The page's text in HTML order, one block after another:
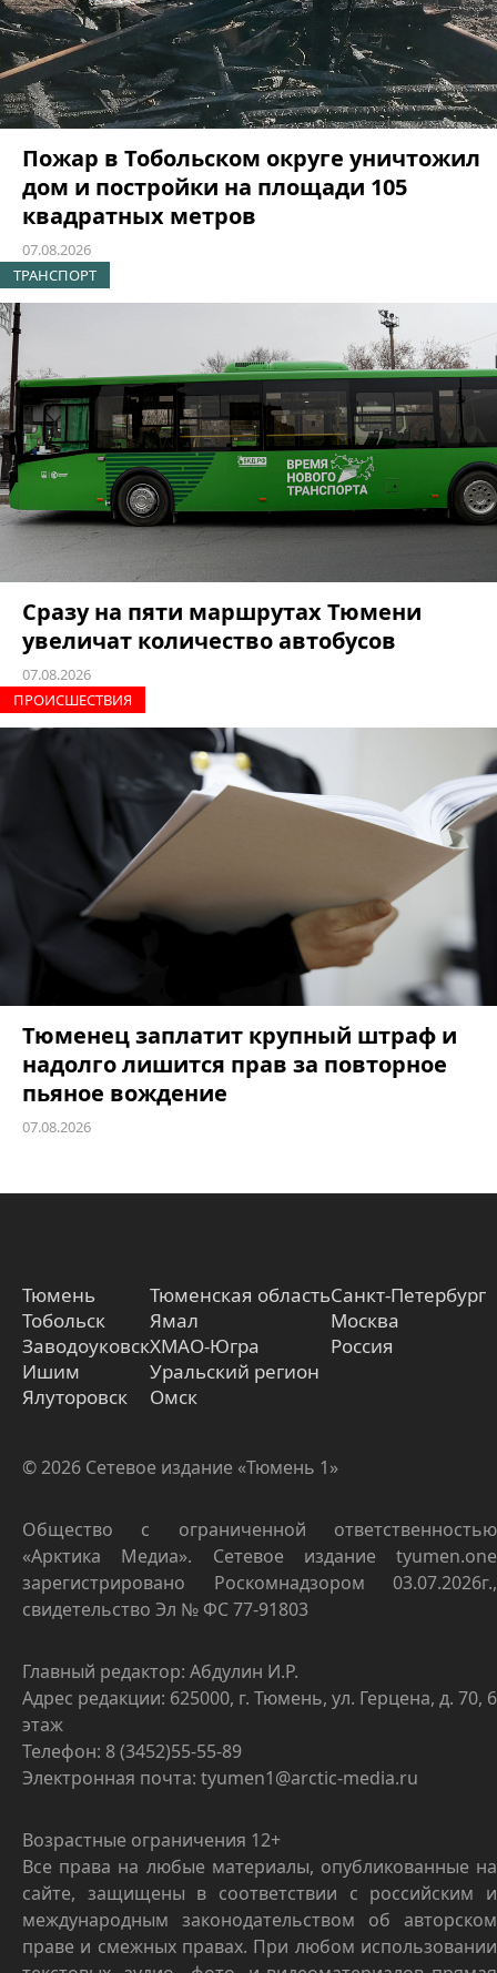
Пожар в Тобольском округе уничтожил
дом и постройки на площади 105
квадратных метров
07.08.2026
ТРАНСПОРТ
Сразу на пяти маршрутах Тюмени
увеличат количество автобусов
07.08.2026
ПРОИCШЕСТВИЯ
Тюменец заплатит крупный штраф и
надолго лишится прав за повторное
пьяное вождение
07.08.2026
Тюмень
Тобольск
Заводоуковск
Ишим
Ялуторовск
Тюменская область
Ямал
ХМАО-Югра
Уральский регион
Омск
Санкт-Петербург
Москва
Россия
© 2026 Сетевое издание «Тюмень 1»
Общество с ограниченной ответственностью
«Арктика Медиа». Сетевое издание tyumen.one
зарегистрировано Роскомнадзором 03.07.2026г.,
свидетельство Эл № ФС 77-91803
Главный редактор: Абдулин И.Р.
Адрес редакции: 625000, г. Тюмень, ул. Герцена, д. 70, 6
этаж
Телефон: 8 (3452)55-55-89
Электронная почта: tyumen1@arctic-media.ru
Возрастные ограничения 12+
Все права на любые материалы, опубликованные на
сайте, защищены в соответствии с российским и
международным законодательством об авторском
праве и смежных правах. При любом использовании